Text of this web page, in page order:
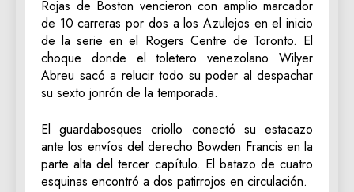
Rojas de Boston vencieron con amplio marcador
de 10 carreras por dos a los Azulejos en el inicio
de la serie en el Rogers Centre de Toronto. El
choque donde el toletero venezolano Wilyer
Abreu sacó a relucir todo su poder al despachar
su sexto jonrón de la temporada.
El guardabosques criollo conectó su estacazo
ante los envíos del derecho Bowden Francis en la
parte alta del tercer capítulo. El batazo de cuatro
esquinas encontró a dos patirrojos en circulación.